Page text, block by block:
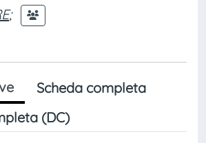
;
Scheda completa
(DC)